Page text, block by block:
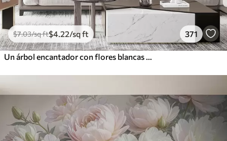
$7.03/sq ft$4 .22/sq ft 371